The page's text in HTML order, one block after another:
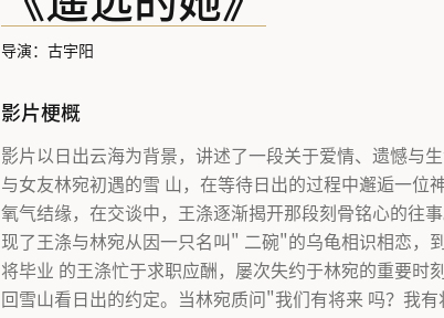
导演：古宇阳
影片梗概
影片以日出云海为背景，讲述了一段关于爱情、遗憾与
与女友林宛初遇的雪 山，在等待日出的过程中邂逅一位
氧气结缘，在交谈中，王涤逐渐揭开那段刻骨铭心的往
现了王涤与林宛从因一只名叫" 二碗"的乌龟相识相恋，
将毕业 的王涤忙于求职应酬，屡次失约于林宛的重要时
回雪山看日出的约定。当林宛质问"我们有将来 吗？我